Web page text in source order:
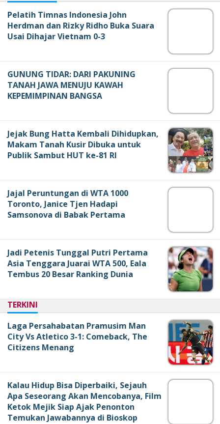
Pelatih Timnas Indonesia John
Herdman dan Rizky Ridho Buka Suara
Usai Dihajar Vietnam 0-3
GUNUNG TIDAR: DARI PAKUNING
TANAH JAWA MENUJU KAWAH
KEPEMIMPINAN BANGSA
Jejak Bung Hatta Kembali Dihidupkan,
Makam Tanah Kusir Dibuka untuk
Publik Sambut HUT ke-81 RI
Jajal Peruntungan di WTA 1000
Toronto, Janice Tjen Hadapi
Samsonova di Babak Pertama
Jadi Petenis Tunggal Putri Pertama
Asia Tenggara Juarai WTA 500, Eala
Tembus 20 Besar Ranking Dunia
TERKINI
Laga Persahabatan Pramusim Man
City Vs Atletico 3-1: Comeback, The
Citizens Menang
Kalau Hidup Bisa Diperbaiki, Sejauh
Apa Seseorang Akan Mencobanya, Film
Ketok Mejik Siap Ajak Penonton
Temukan Jawabannya di Bioskop